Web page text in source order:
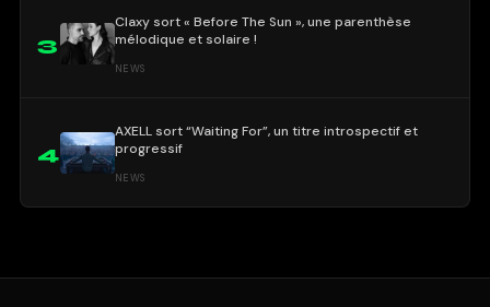
3
Claxy sort « Before The Sun », une parenthèse
mélodique et solaire !
NEWS
4
AXELL sort “Waiting For”, un titre introspectif et
progressif
NEWS